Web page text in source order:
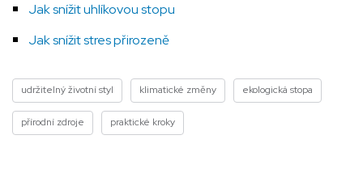
Jak snížit uhlíkovou stopu
Jak snížit stres přirozeně
udržitelný životní styl klimatické změny ekologická stopa
přírodní zdroje praktické kroky